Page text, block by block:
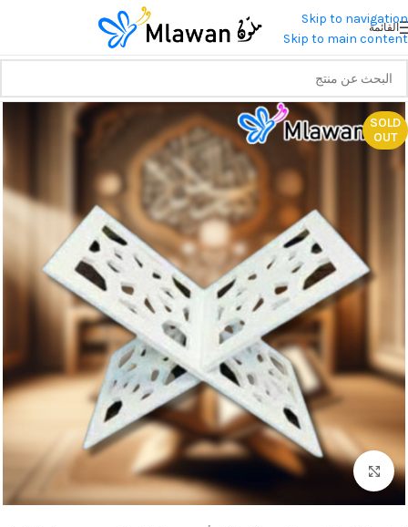
Skip to navigation
Skip to main content
القائمة
SOLD
OUT
Click to enlarge